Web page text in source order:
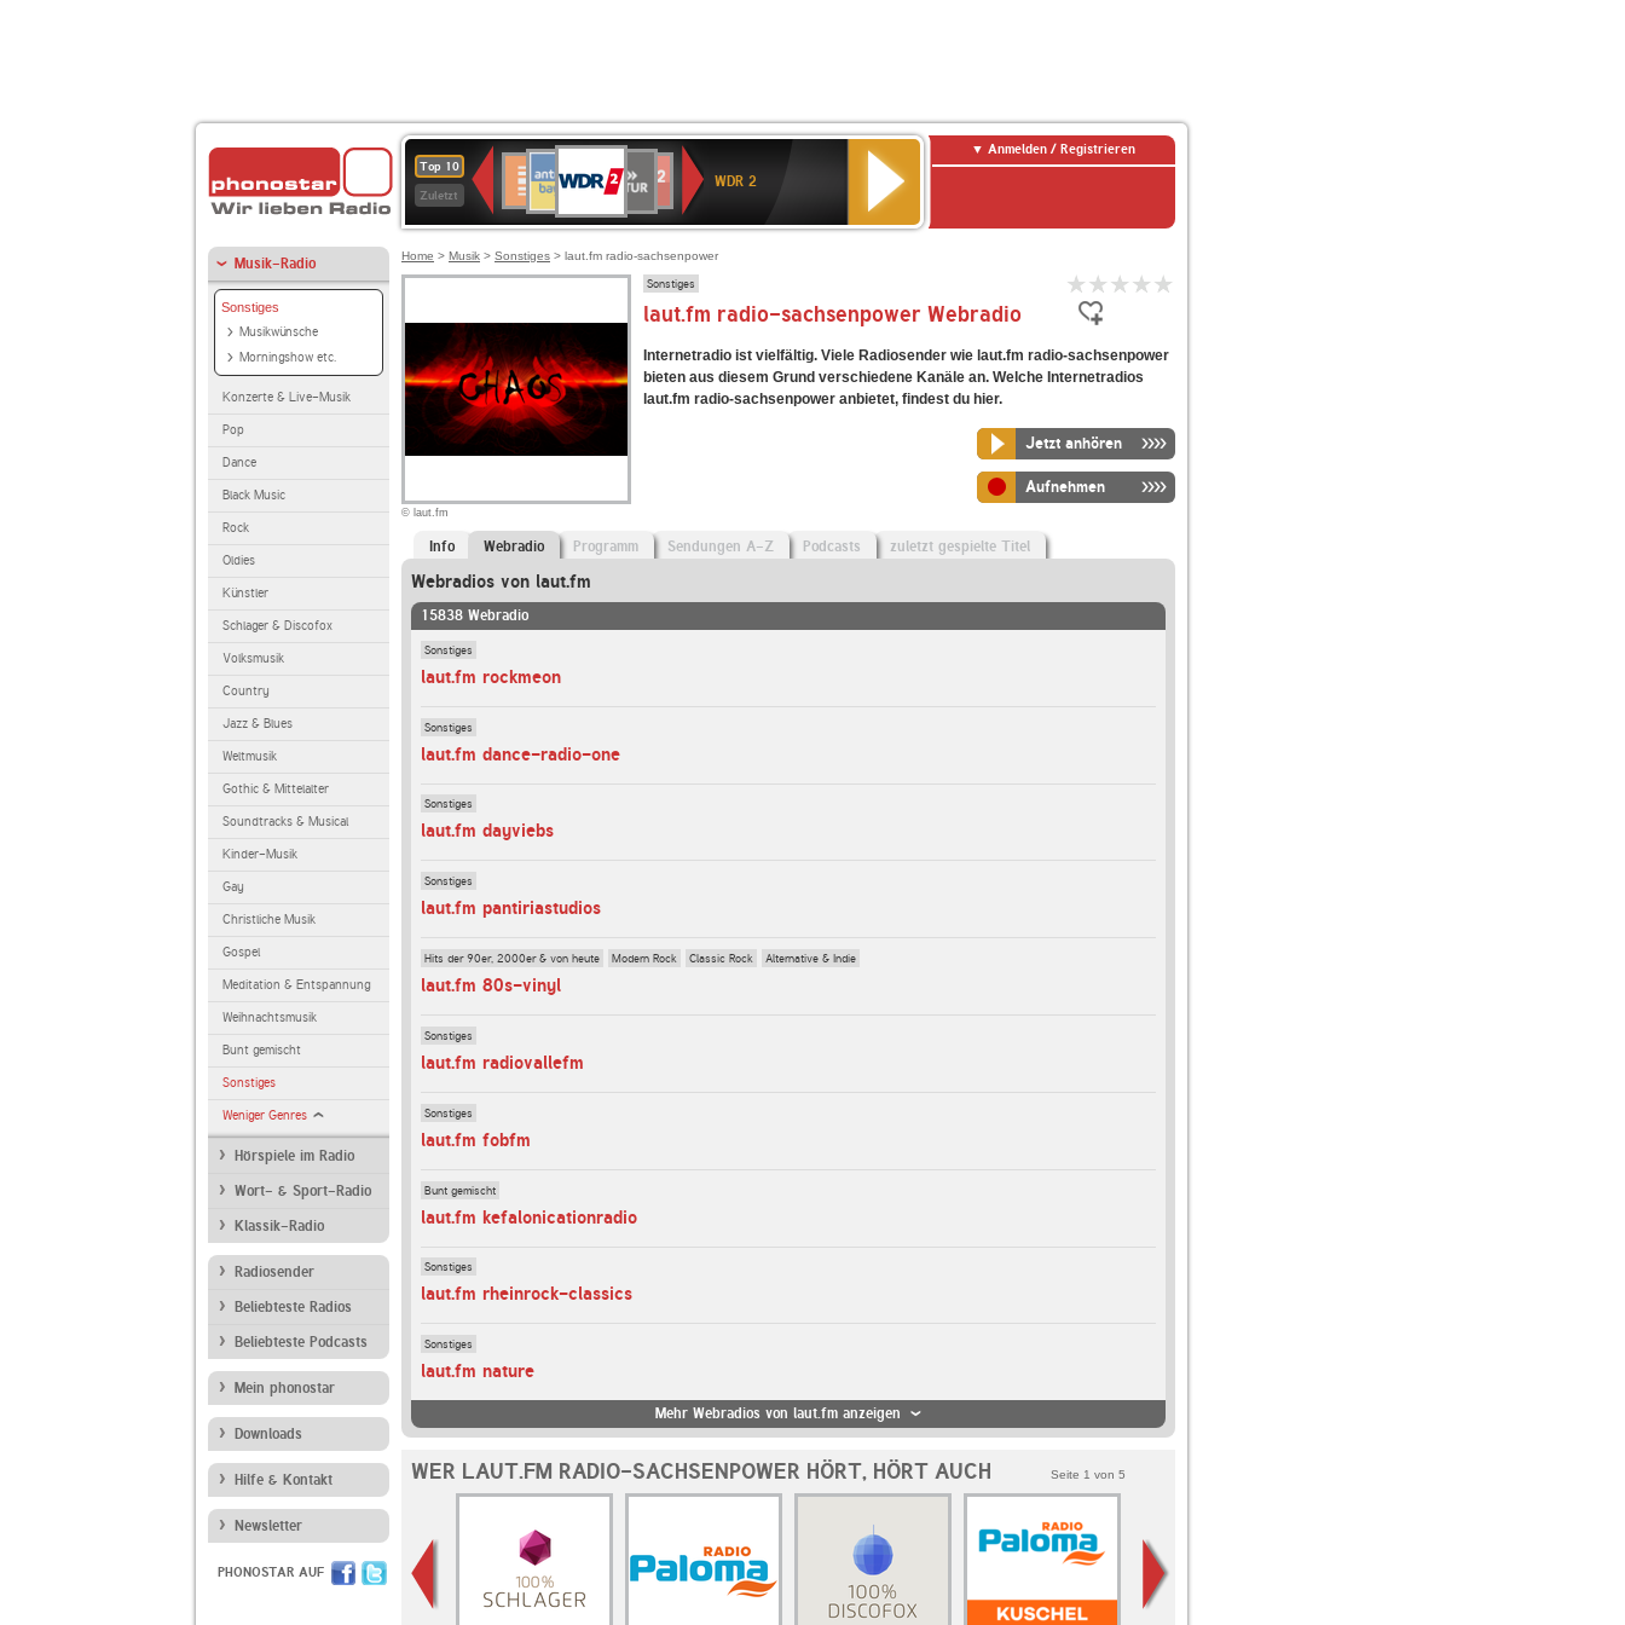
Top 10
Zuletzt
Deutschlandfunk
90er
OLDIE
ANTENNE
4
KLASSIK
Deutschlandfunk
KulturBAYERN
2
Kultur
NDR
2
WDR 2
Anmelden / Registrieren
Musik-Radio
Sonstiges
Musikwünsche
Morningshow etc.
Konzerte & Live-Musik
Pop
Dance
Black Music
Rock
Oldies
Künstler
Schlager & Discofox
Volksmusik
Country
Jazz & Blues
Weltmusik
Gothic & Mittelalter
Soundtracks & Musical
Kinder-Musik
Gay
Christliche Musik
Gospel
Meditation & Entspannung
Weihnachtsmusik
Bunt gemischt
Sonstiges
Weniger Genres
Hörspiele im Radio
Wort- & Sport-Radio
Klassik-Radio
Radiosender
Beliebteste Radios
Beliebteste Podcasts
Mein phonostar
Downloads
Hilfe & Kontakt
Newsletter
PHONOSTAR AUF
Home > Musik > Sonstiges > laut.fm radio-sachsenpower
© laut.fm
Sonstiges
laut.fm radio-sachsenpower Webradio
Internetradio ist vielfältig. Viele Radiosender wie laut.fm radio-sachsenpower
bieten aus diesem Grund verschiedene Kanäle an. Welche Internetradios
laut.fm radio-sachsenpower anbietet, findest du hier.
Jetzt anhören
Aufnehmen
Info Webradio Programm Sendungen A-Z Podcasts zuletzt gespielte Titel
Webradios von laut.fm
15838 Webradio
Sonstiges
laut.fm rockmeon
Sonstiges
laut.fm dance-radio-one
Sonstiges
laut.fm dayviebs
Sonstiges
laut.fm pantiriastudios
Hits der 90er, 2000er & von heute Modern Rock Classic Rock Alternative & Indie
laut.fm 80s-vinyl
Sonstiges
laut.fm radiovallefm
Sonstiges
laut.fm fobfm
Bunt gemischt
laut.fm kefalonicationradio
Sonstiges
laut.fm rheinrock-classics
Sonstiges
laut.fm nature
Mehr Webradios von laut.fm anzeigen
WER LAUT.FM RADIO-SACHSENPOWER HÖRT, HÖRT AUCH Seite 1 von 5